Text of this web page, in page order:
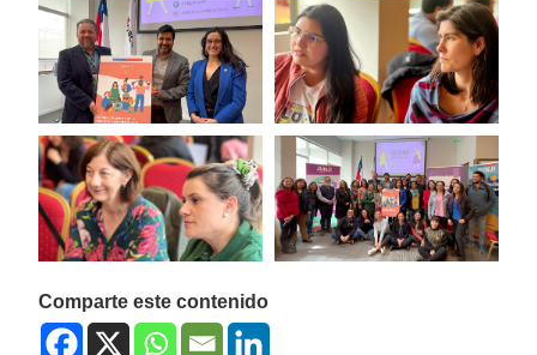
Comparte este contenido